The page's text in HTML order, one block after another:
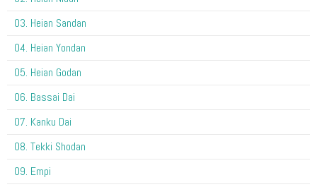
03. Heian Sandan
04. Heian Yondan
05. Heian Godan
06. Bassai Dai
07. Kanku Dai
08. Tekki Shodan
09. Empi